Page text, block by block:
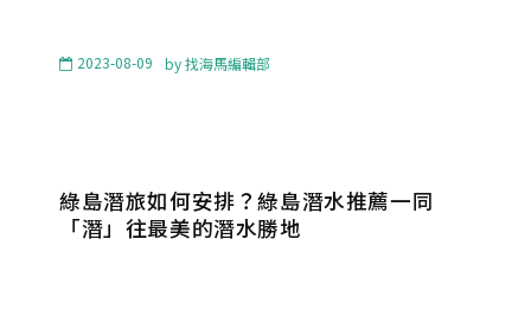
2023-08-09 by找海馬編輯部
綠島潛旅如何安排？綠島潛水推薦一同
「潛」往最美的潛水勝地